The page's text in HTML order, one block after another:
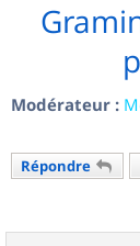
Modérateur :
Répondre